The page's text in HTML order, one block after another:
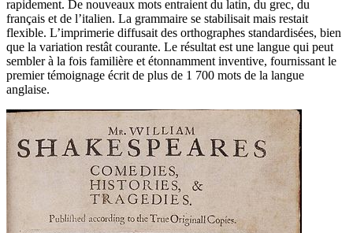
rapidement. De nouveaux mots entraient du latin, du grec, du
français et de l’italien. La grammaire se stabilisait mais restait
flexible. L’imprimerie diffusait des orthographes standardisées, bien
que la variation restât courante. Le résultat est une langue qui peut
sembler à la fois familière et étonnamment inventive, fournissant le
premier témoignage écrit de plus de 1 700 mots de la langue
anglaise.